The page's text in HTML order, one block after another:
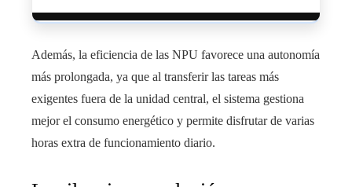
Además, la eficiencia de las NPU favorece una autonomía
más prolongada, ya que al transferir las tareas más
exigentes fuera de la unidad central, el sistema gestiona
mejor el consumo energético y permite disfrutar de varias
horas extra de funcionamiento diario.